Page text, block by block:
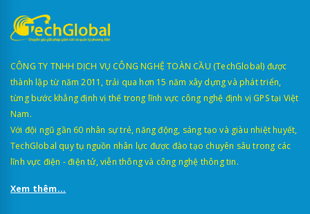
CÔNG TY TNHH DỊCH VỤ CÔNG NGHỆ TOÀN CẦU (TechGlobal) được
thành lập từ năm 2011, trải qua hơn 15 năm xây dựng và phát triển,
từng bước khẳng định vị thế trong lĩnh vực công nghệ định vị GPS tại Việt
Nam.
Với đội ngũ gần 60 nhân sự trẻ, năng động, sáng tạo và giàu nhiệt huyết,
TechGlobal quy tụ nguồn nhân lực được đào tạo chuyên sâu trong các
lĩnh vực điện - điện tử, viễn thông và công nghệ thông tin.
Xem thêm...